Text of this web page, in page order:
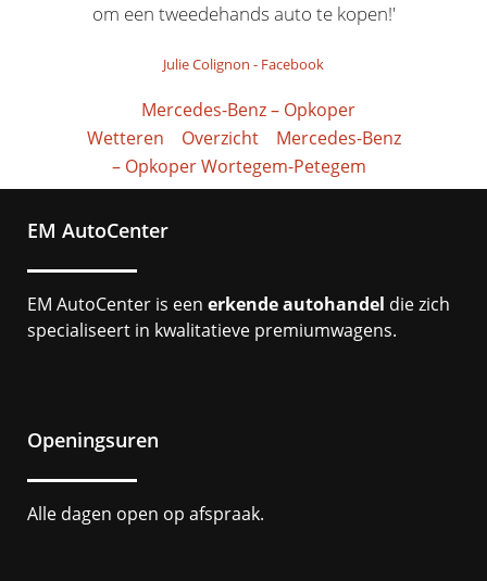
om een tweedehands auto te kopen!'
Julie Colignon - Facebook
Mercedes-Benz – Opkoper
Wetteren
Overzicht
Mercedes-Benz
– Opkoper Wortegem-Petegem
EM AutoCenter
EM AutoCenter is een erkende autohandel die zich
specialiseert in kwalitatieve premiumwagens.
Openingsuren
Alle dagen open op afspraak.